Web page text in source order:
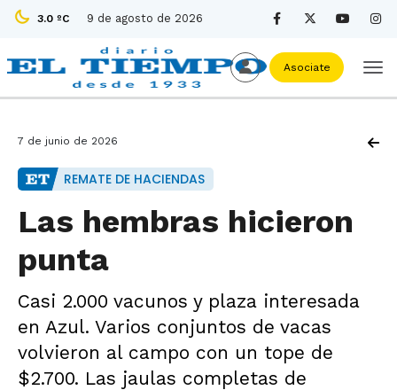
3.0 ºC 9 de agosto de 2026
Asociate
7 de junio de 2026
REMATE DE HACIENDAS
Las hembras hicieron
punta
Casi 2.000 vacunos y plaza interesada
en Azul. Varios conjuntos de vacas
volvieron al campo con un tope de
$2.700. Las jaulas completas de